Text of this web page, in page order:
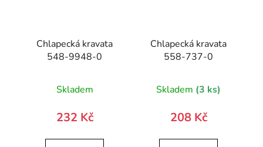
Chlapecká kravata
548-9948-0
Skladem
232 Kč
Chlapecká kravata
558-737-0
Skladem (3 ks)
208 Kč